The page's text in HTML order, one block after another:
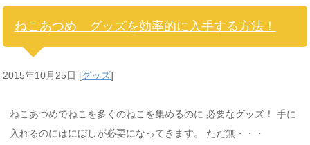
ねこあつめ グッズを効率的に入手する方法！
2015年10月25日 [グッズ]
ねこあつめでねこを多くのねこを集めるのに 必要なグッズ！ 手に
入れるのにはにぼしが必要になってきます。 ただ無・・・